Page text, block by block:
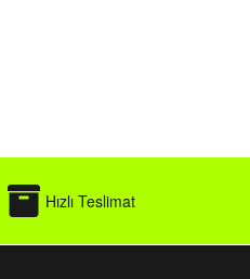
Hızlı Teslimat